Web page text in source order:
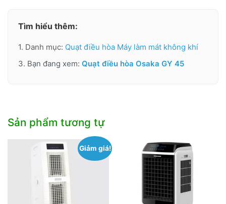
Tìm hiểu thêm:
1. Danh mục: Quạt điều hòa Máy làm mát không khí
3. Bạn đang xem: Quạt điều hòa Osaka GY 45
Sản phẩm tương tự
Giảm giá!